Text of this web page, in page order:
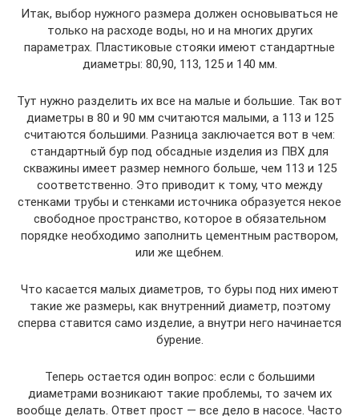
Итак, выбор нужного размера должен основываться не
только на расходе воды, но и на многих других
параметрах. Пластиковые стояки имеют стандартные
диаметры: 80,90, 113, 125 и 140 мм.
Тут нужно разделить их все на малые и большие. Так вот
диаметры в 80 и 90 мм считаются малыми, а 113 и 125
считаются большими. Разница заключается вот в чем:
стандартный бур под обсадные изделия из ПВХ для
скважины имеет размер немного больше, чем 113 и 125
соответственно. Это приводит к тому, что между
стенками трубы и стенками источника образуется некое
свободное пространство, которое в обязательном
порядке необходимо заполнить цементным раствором,
или же щебнем.
Что касается малых диаметров, то буры под них имеют
такие же размеры, как внутренний диаметр, поэтому
сперва ставится само изделие, а внутри него начинается
бурение.
Теперь остается один вопрос: если с большими
диаметрами возникают такие проблемы, то зачем их
вообще делать. Ответ прост — все дело в насосе. Часто